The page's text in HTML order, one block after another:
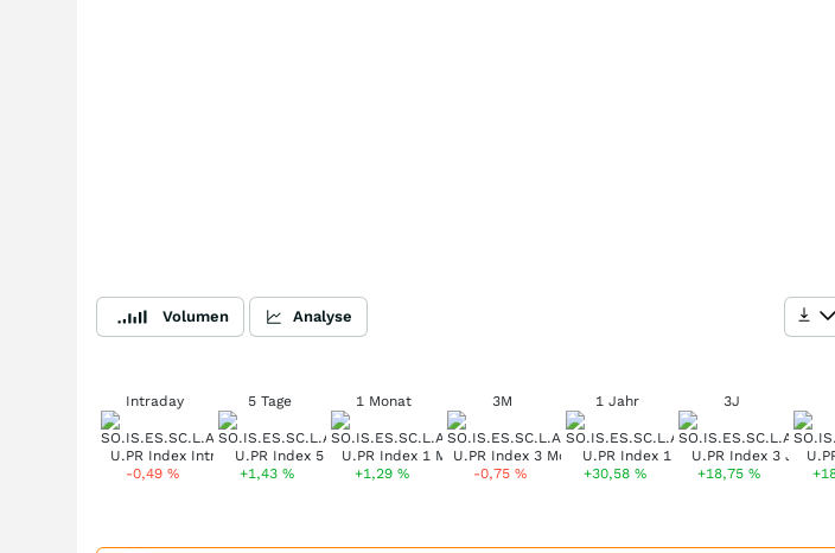
Volumen Analyse
Intraday
-0,49 %
5 Tage
+1,43%
1 Monat
+1,29 %
3M
-0,75 %
1 Jahr
+30,58%
3J
+18,75%